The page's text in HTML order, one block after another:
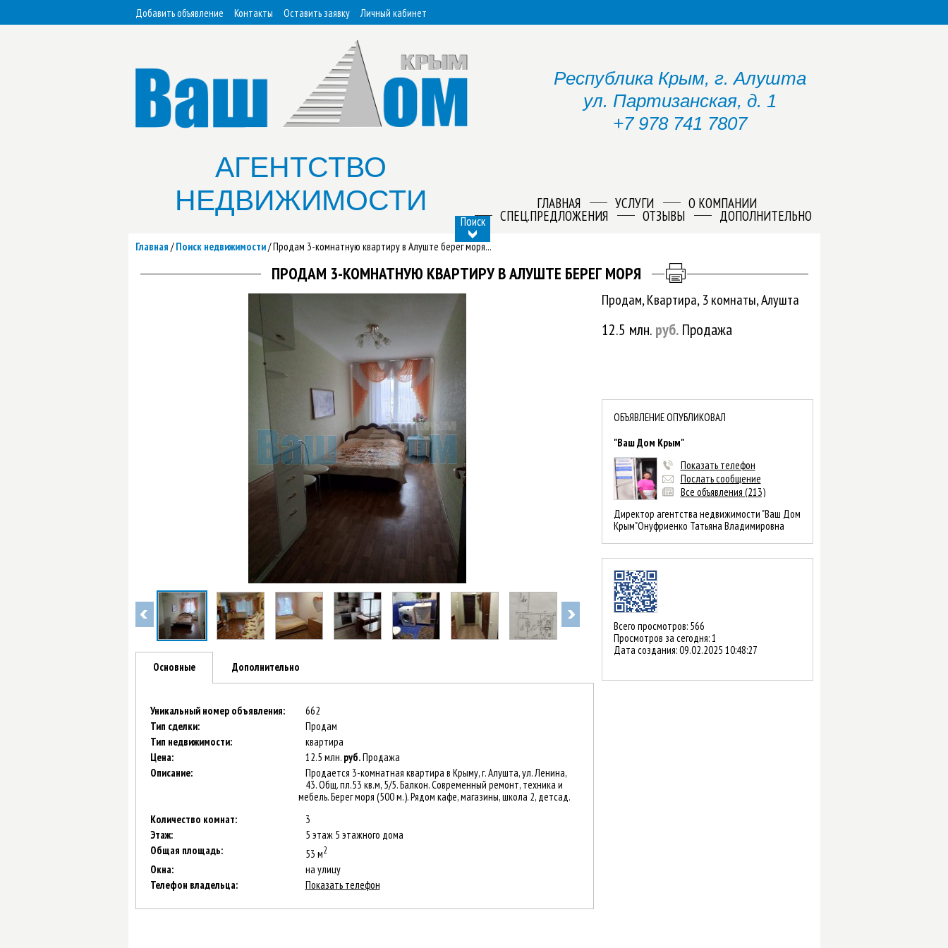
Добавить объявление Контакты Оставить заявку Личный кабинет
АГЕНТСТВО
НЕДВИЖИМОСТИ
Республика Крым, г. Алушта
ул. Партизанская, д. 1
+7 978 741 7807
ГЛАВНАЯ УСЛУГИ О КОМПАНИИ
СПЕЦ.ПРЕДЛОЖЕНИЯ ОТЗЫВЫ ДОПОЛНИТЕЛЬНО
Поиск
Главная /Поиск недвижимости/Продам 3-комнатную квартиру в Алуште берег моря...
ПРОДАМ 3-КОМНАТНУЮ КВАРТИРУ В АЛУШТЕ БЕРЕГ МОРЯ
Продам, Квартира, 3 комнаты, Алушта
12.5 млн. руб.Продажа
ОБЪЯВЛЕНИЕ ОПУБЛИКОВАЛ
"Ваш Дом Крым"
Показать телефон
Послать сообщение
Все объявления (213)
Директор агентства недвижимости "Ваш Дом
Крым"Онуфриенко Татьяна Владимировна
Всего просмотров: 566
Просмотров за сегодня: 1
Дата создания:09.02.2025 10:48:27
Основные
Дополнительно
Уникальный номер объявления:
662
Тип сделки:
Продам
Тип недвижимости:
квартира
Цена:
12.5 млн. руб.Продажа
Описание:
Продается 3-комнатная квартира в Крыму, г. Алушта, ул. Ленина,
43. Общ. пл.53 кв.м, 5/5. Балкон. Современный ремонт, техника и
мебель. Берег моря (500 м.). Рядом кафе, магазины, школа 2, детсад.
Количество комнат:
3
Этаж:
5 этаж 5 этажного дома
Общая площадь:
53 м2
Окна:
на улицу
Телефон владельца:
Показать телефон